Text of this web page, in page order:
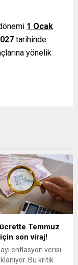
1 Ocak
tarihinde
yönelik
Temmuz
için son viraj!
enflasyon verisi
Bu kritik